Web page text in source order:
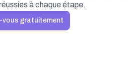
à chaque étape.
vous gratuitement